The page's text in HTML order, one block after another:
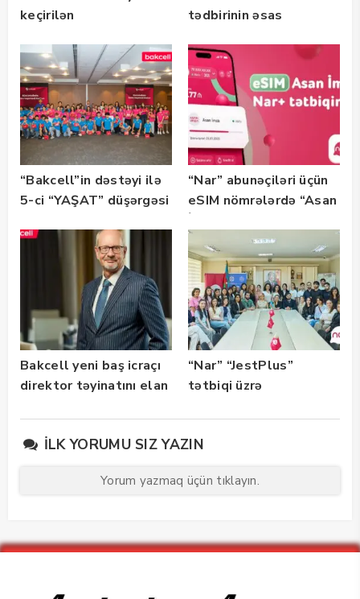
keçirilən
Bootcamp” başladı
tədbirinin əsas
“Bakcell”in dəstəyi ilə
5-ci “YAŞAT” düşərgəsi
“Nar” abunəçiləri üçün
eSIM nömrələrdə “Asan
istifadəyə verildi
Bakcell yeni baş icraçı
direktor təyinatını elan
“Nar” “JestPlus”
tətbiqi üzrə
keçirdi
İLK YORUMU SIZ YAZIN
Yorum yazmaq üçün tıklayın.